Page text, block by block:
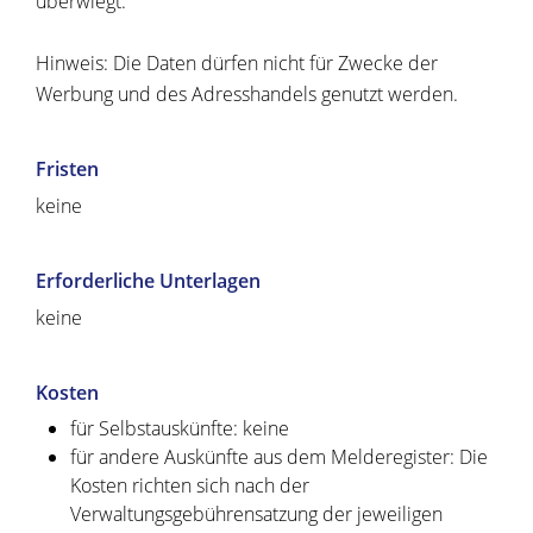
Hinweis: Die Daten dürfen nicht für Zwecke der
Werbung und des Adresshandels genutzt werden.
Fristen
keine
Erforderliche Unterlagen
keine
Kosten
für Selbstauskünfte: keine
für andere Auskünfte aus dem Melderegister: Die
Kosten richten sich nach der
Verwaltungsgebührensatzung der jeweiligen